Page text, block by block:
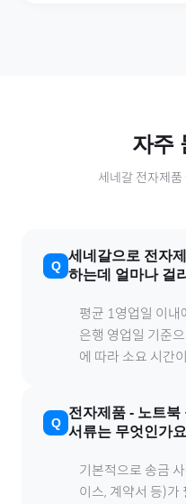
자주
세네갈 전자제품
세네갈으로 전자
하는데 얼마나 걸
평균 1영업일 이내
은행 영업일 기준
에 따라 소요 시간
전자제품 - 노트북
서류는 무엇인가
기본적으로 송금
이스, 계약서 등)가